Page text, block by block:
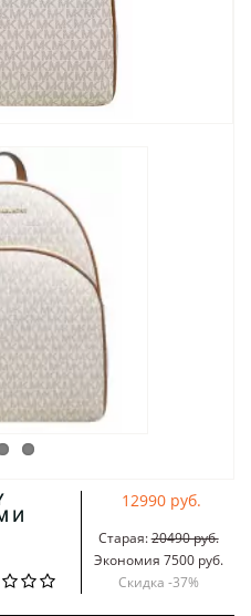
12990 руб.
Старая:20490 руб.
Экономия 7500 руб.
Скидка -37%